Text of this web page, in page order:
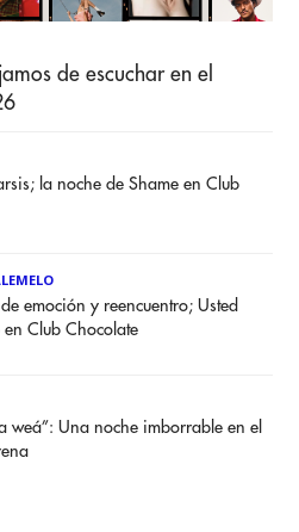
de escuchar en el
la noche de Shame en Club
emoción y reencuentro; Usted
en Club Chocolate
weá”: Una noche imborrable en el